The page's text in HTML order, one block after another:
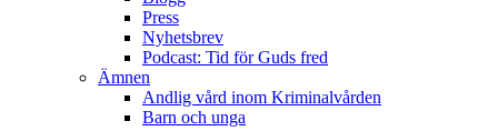
Press
Nyhetsbrev
Podcast: Tid för Guds fred
Ämnen
Andlig vård inom Kriminalvården
Barn och unga